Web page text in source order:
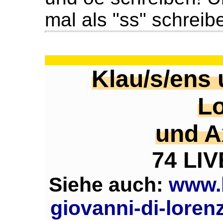
mal als "ss"
Klau/s/ens
und
74
Siehe auch:
giovanni-di-